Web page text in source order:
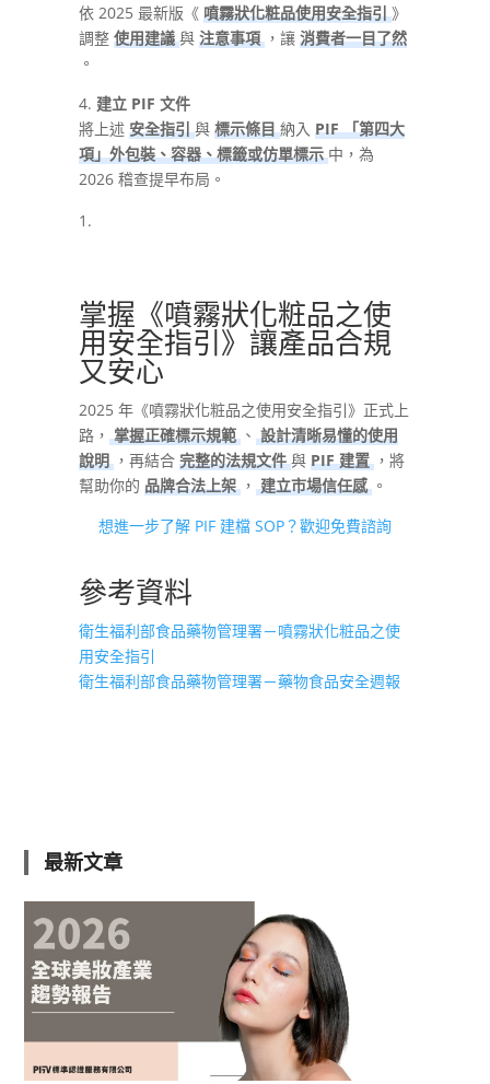
依 2025 最新版《噴霧狀化粧品使用安全指引》
調整使用建議與注意事項 ，讓消費者一目了然
。
4. 建立 PIF 文件
將上述安全指引與標示條目納入PIF 「第四大
項」外包裝、容器、標籤或仿單標示中，為
2026 稽查提早布局。
掌握《噴霧狀化粧品之使
用安全指引》讓產品合規
又安心
2025 年《噴霧狀化粧品之使用安全指引》正式上
路，掌握正確標示規範 、設計清晰易懂的使用
說明 ，再結合完整的法規文件與PIF 建置 ，將
幫助你的品牌合法上架 ，建立市場信任感 。
想進一步了解 PIF 建檔 SOP？歡迎免費諮詢
參考資料
衛生福利部食品藥物管理署－噴霧狀化粧品之使
用安全指引
衛生福利部食品藥物管理署－藥物食品安全週報
最新文章